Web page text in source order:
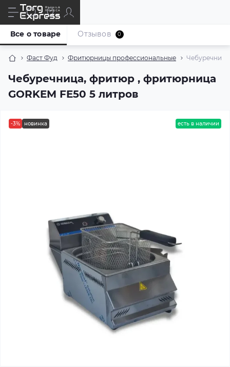
Фаст Фуд Фритюрницы профессиональные
Чебуречница, фритюр , фритюрница
GORKEM FE50 5 литров
Все о товаре Отзывов 0
-3% новинка есть в наличии